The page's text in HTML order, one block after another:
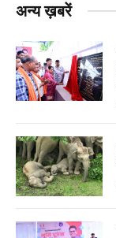
अन्य ख़बरें